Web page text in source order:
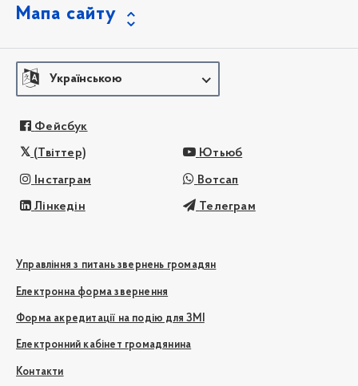
Мапа сайту
Українською
Фейсбук
(Твіттер) Ютьюб
Інстаграм Вотсап
Лінкедін Телеграм
Управління з питань звернень громадян
Електронна форма звернення
Форма акредитації на подію для ЗМІ
Електронний кабінет громадянина
Контакти